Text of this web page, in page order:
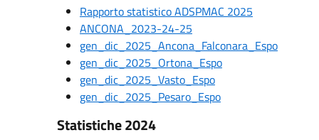
Rapporto statistico ADSPMAC 2025
ANCONA_2023-24-25
gen_dic_2025_Ancona_Falconara_Espo
gen_dic_2025_Ortona_Espo
gen_dic_2025_Vasto_Espo
gen_dic_2025_Pesaro_Espo
Statistiche 2024